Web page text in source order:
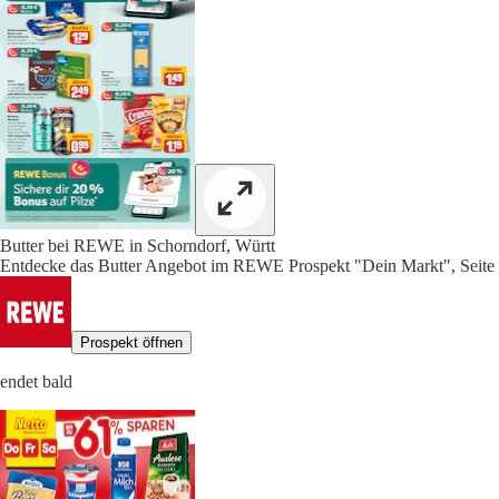
Butter bei REWE in Schorndorf, Württ
Entdecke das Butter Angebot im REWE Prospekt "Dein Markt", Seite
Prospekt öffnen
endet bald